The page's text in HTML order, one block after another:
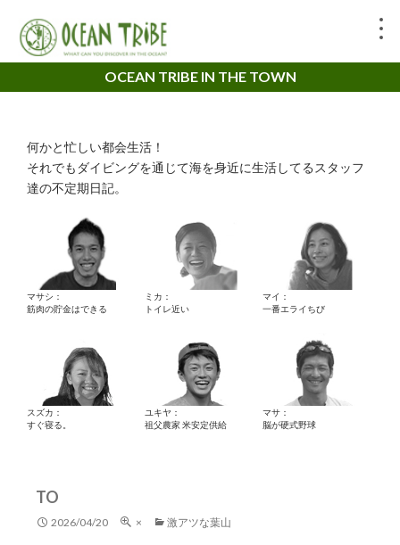
OCEAN TRIBE IN THE TOWN
何かと忙しい都会生活！
それでもダイビングを通じて海を身近に生活してるスタッフ
達の不定期日記。
マサシ：
筋肉の貯金はできる
ミカ：
トイレ近い
マイ：
一番エライちび
スズカ：
すぐ寝る。
ユキヤ：
祖父農家 米安定供給
マサ：
脳が硬式野球
TO
2026/04/20 × 激アツな葉山